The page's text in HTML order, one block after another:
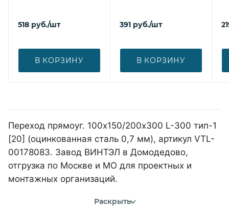
518 руб./шт
В КОРЗИНУ
391 руб./шт
В КОРЗИНУ
Переход прямоуг. 100х150/200х300 L-300 тип-1
[20] (оцинкованная сталь 0,7 мм), артикул VTL-
00178083. Завод ВИНТЭЛ в Домодедово,
отгрузка по Москве и МО для проектных и
монтажных организаций.
Раскрыть